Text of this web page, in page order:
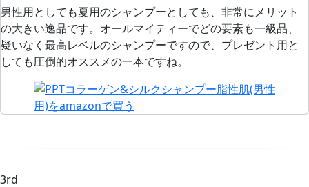
男性用としても夏用のシャンプーとしても、非常にメリット
の大きい逸品です。オールマイティーでどの要素も一級品、
疑いなく最高レベルのシャンプーですので、プレゼント用と
しても圧倒的オススメの一本ですね。
3rd